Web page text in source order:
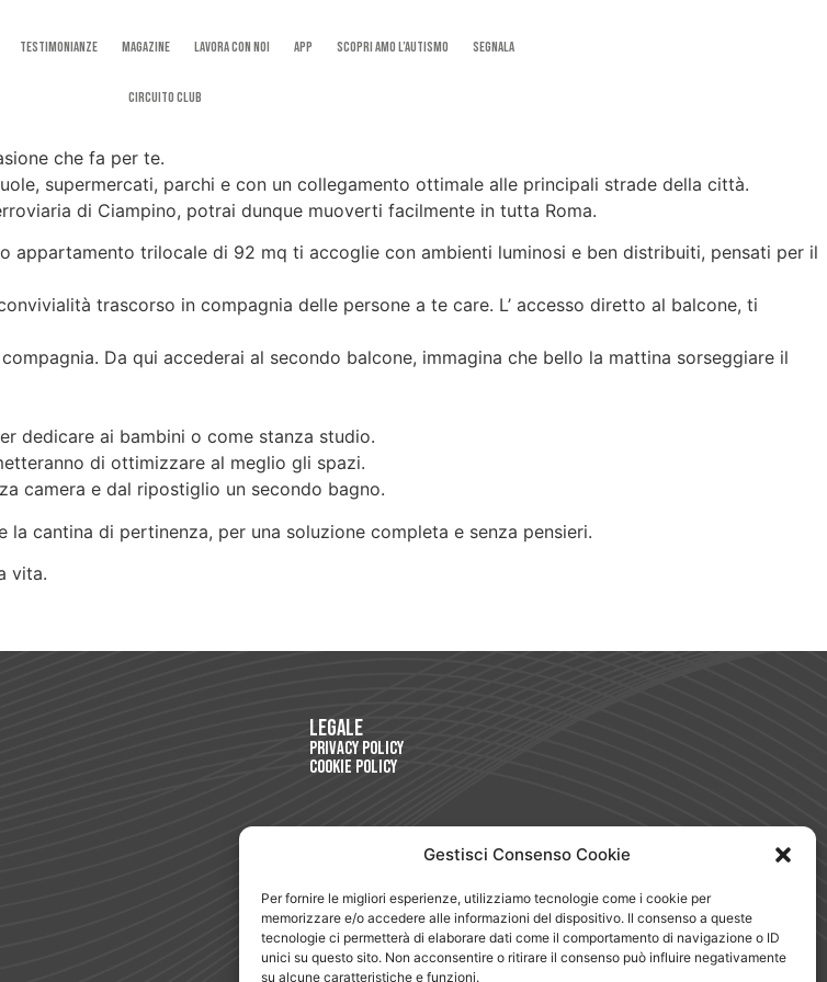
Gestisci Consenso Cookie
Per fornire le migliori esperienze, utilizziamo tecnologie come i cookie per
memorizzare e/o accedere alle informazioni del dispositivo. Il consenso a queste
tecnologie ci permetterà di elaborare dati come il comportamento di navigazione o ID
unici su questo sito. Non acconsentire o ritirare il consenso può influire negativamente
su alcune caratteristiche e funzioni.
Testimonianze Magazine Lavora con noi App SCOPRI AMO L’AUTISMO Segnala
Circuito Club
che fa per te.
supermercati, parchi e con un collegamento ottimale alle principali strade della città.
di Ciampino, potrai dunque muoverti facilmente in tutta Roma.
trilocale di 92 mq ti accoglie con ambienti luminosi e ben distribuiti, pensati per il
trascorso in compagnia delle persone a te care. L’ accesso diretto al balcone, ti
Da qui accederai al secondo balcone, immagina che bello la mattina sorseggiare il
dedicare ai bambini o come stanza studio.
di ottimizzare al meglio gli spazi.
camera e dal ripostiglio un secondo bagno.
cantina di pertinenza, per una soluzione completa e senza pensieri.
vita.
Legale
Privacy Policy
Cookie Policy